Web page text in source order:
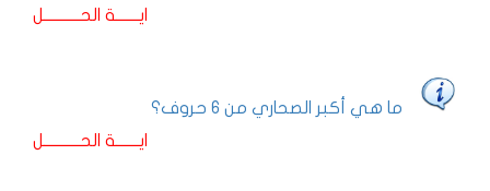
ايـــــــة الحـــــــــــل
ما هي أكبر الصحاري من 6 حروف؟
ايـــــــة الحـــــــــــل